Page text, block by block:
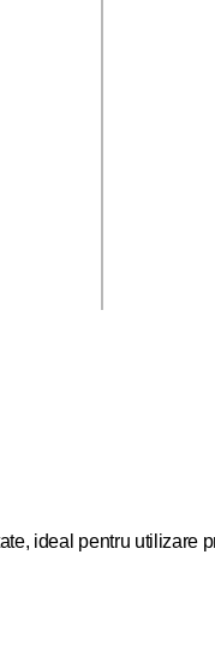
ideal pentru